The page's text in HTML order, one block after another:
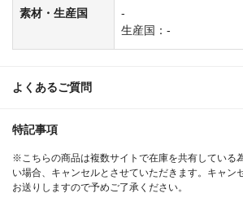
素材・生産国
-
生産国：-
よくあるご質問
特記事項
※こちらの商品は複数サイトで在庫を共有している
い場合、キャンセルとさせていただきます。キャン
お送りしますので予めご了承ください。